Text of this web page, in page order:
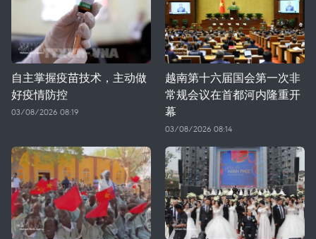
自主掌握疫苗技术，主动做
好疫情防控
03/08/2026 08:19
越南第十六届国会第一次非
常规会议在首都河内隆重开
幕
03/08/2026 08:14